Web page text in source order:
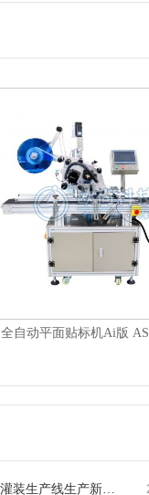
全自动平面贴标机Ai版
智能化迭代升级，重塑美妆灌装生产线生产新范式